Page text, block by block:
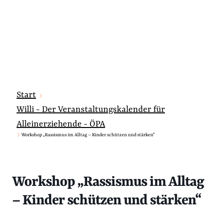
Start
Willi - Der Veranstaltungskalender für
Alleinerziehende - ÖPA
Workshop „Rassismus im Alltag – Kinder schützen und stärken“
Workshop „Rassismus im Alltag
– Kinder schützen und stärken“